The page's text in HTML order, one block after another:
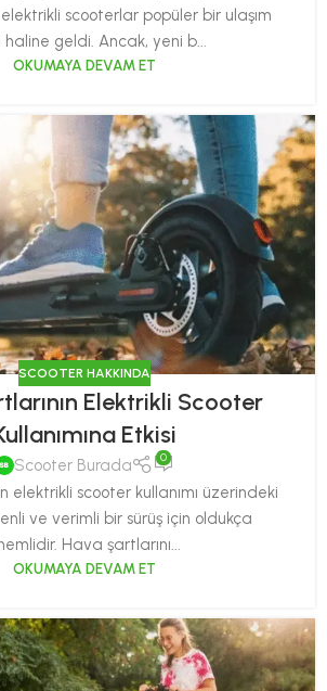
scooterlar popüler bir ulaşım
haline geldi. Ancak, yeni b...
OKUMAYA DEVAM ET
SCOOTER HAKKINDA
Elektrikli Scooter
Etkisi
Scooter Burada 0
elektrikli scooter kullanımı üzerindeki
ve verimli bir sürüş için oldukça
Hava şartlarını...
OKUMAYA DEVAM ET